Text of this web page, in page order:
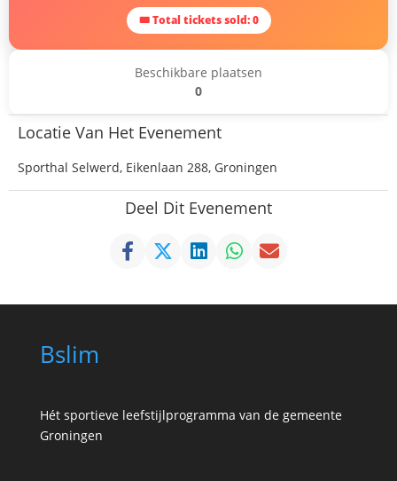
🎟 Total tickets sold: 0
Beschikbare plaatsen
0
Locatie Van Het Evenement
Sporthal Selwerd, Eikenlaan 288, Groningen
Deel Dit Evenement
Bslim
Hét sportieve leefstijlprogramma van de gemeente
Groningen